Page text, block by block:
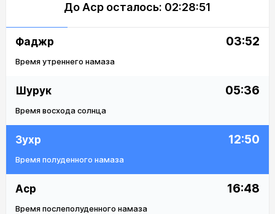
До Аср осталось: 02:28:51
Фаджр 03:52
Время утреннего намаза
Шурук 05:36
Время восхода солнца
Зухр 12:50
Время полуденного намаза
Аср 16:48
Время послеполуденного намаза